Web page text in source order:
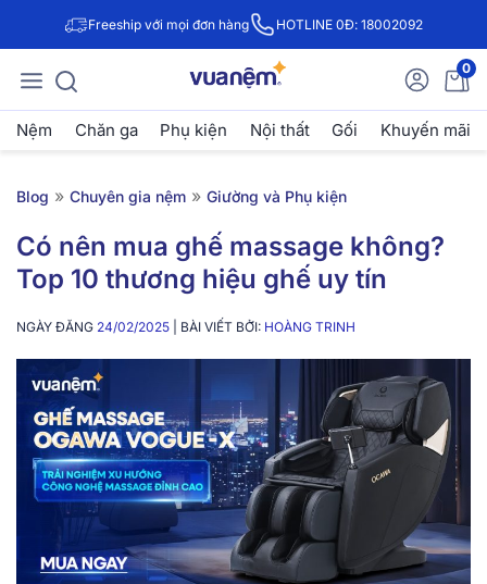
Freeship với mọi đơn hàng HOTLINE 0Đ: 18002092
0
Nệm Chăn ga Phụ kiện Nội thất Gối Khuyến mãi
Blog » Chuyên gia nệm » Giường và Phụ kiện
Có nên mua ghế massage không?
Top 10 thương hiệu ghế uy tín
NGÀY ĐĂNG 24/02/2025 | BÀI VIẾT BỞI: HOÀNG TRINH